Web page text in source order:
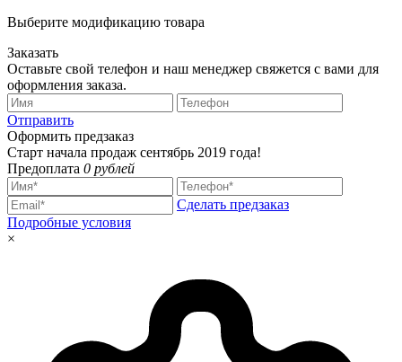
Выберите модификацию товара
Заказать
Оставьте свой телефон и наш менеджер свяжется с вами для
оформления заказа.
Отправить
Оформить предзаказ
Старт начала продаж сентябрь 2019 года!
Предоплата 0 рублей
Сделать предзаказ
Подробные условия
×